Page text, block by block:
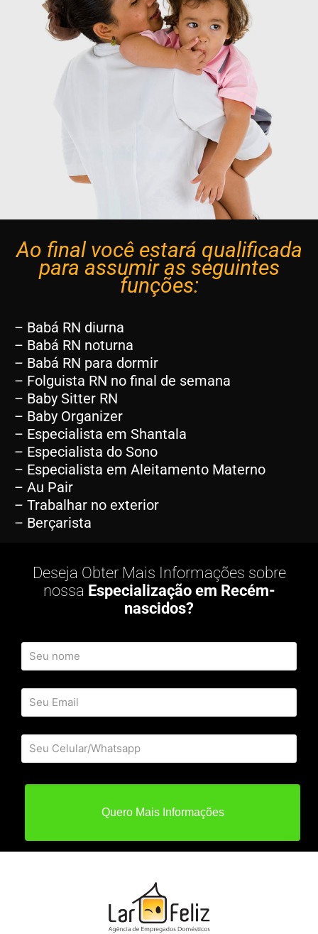
Ao final você estará qualificada
para assumir as seguintes
funções:
– Babá RN diurna
– Babá RN noturna
– Babá RN para dormir
– Folguista RN no final de semana
– Baby Sitter RN
– Baby Organizer
– Especialista em Shantala
– Especialista do Sono
– Especialista em Aleitamento Materno
– Au Pair
– Trabalhar no exterior
– Berçarista
Deseja Obter Mais Informações sobre
nossa Especialização em Recém-
nascidos?
Quero Mais Informações